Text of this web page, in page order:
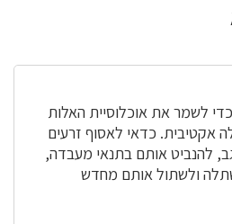
לשמר את אוכלוסיית האלות
אקטיבית. כדאי לאסוף זרעים
להנביט אותם בתנאי מעבדה,
ולשתול אותם מחדש